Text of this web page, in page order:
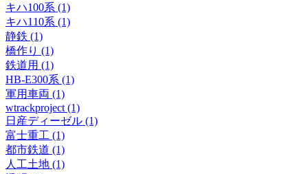
キハ100系 (1)
キハ110系 (1)
静鉄 (1)
橋作り (1)
鉄道用 (1)
HB-E300系 (1)
軍用車両 (1)
wtrackproject (1)
日産ディーゼル (1)
富士重工 (1)
都市鉄道 (1)
人工土地 (1)